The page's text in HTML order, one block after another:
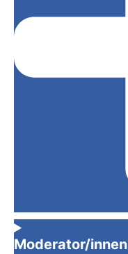
Moderator/innen